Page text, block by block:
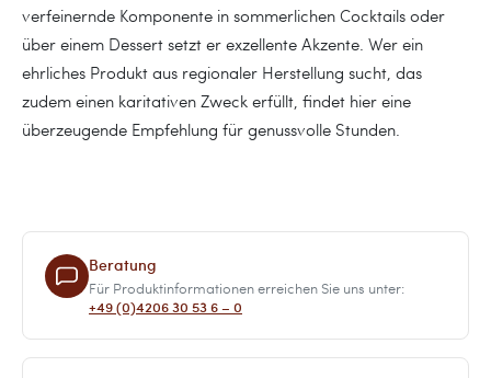
verfeinernde Komponente in sommerlichen Cocktails oder
über einem Dessert setzt er exzellente Akzente. Wer ein
ehrliches Produkt aus regionaler Herstellung sucht, das
zudem einen karitativen Zweck erfüllt, findet hier eine
überzeugende Empfehlung für genussvolle Stunden.
Beratung
Für Produktinformationen erreichen Sie uns unter:
+49 (0)4206 30 53 6 – 0